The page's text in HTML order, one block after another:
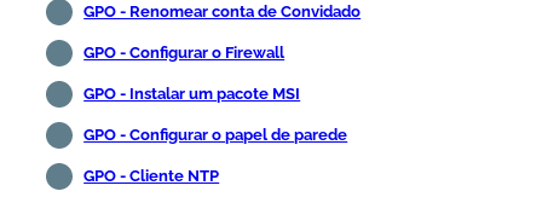
GPO - Renomear conta de Convidado
GPO - Configurar o Firewall
GPO - Instalar um pacote MSI
GPO - Configurar o papel de parede
GPO - Cliente NTP